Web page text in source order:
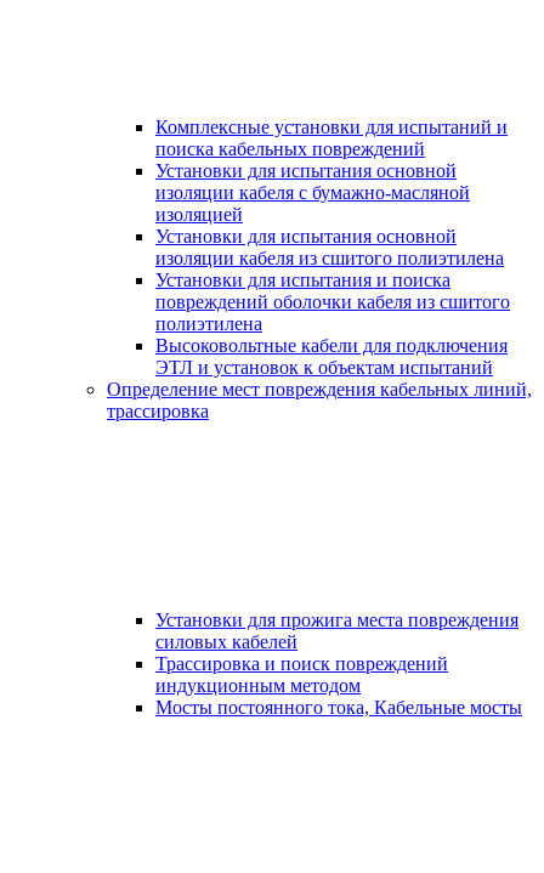
Комплексные установки для испытаний и
поиска кабельных повреждений
Установки для испытания основной
изоляции кабеля с бумажно-масляной
изоляцией
Установки для испытания основной
изоляции кабеля из сшитого полиэтилена
Установки для испытания и поиска
повреждений оболочки кабеля из сшитого
полиэтилена
Высоковольтные кабели для подключения
ЭТЛ и установок к объектам испытаний
Определение мест повреждения кабельных линий,
трассировка
Установки для прожига места повреждения
силовых кабелей
Трассировка и поиск повреждений
индукционным методом
Мосты постоянного тока, Кабельные мосты